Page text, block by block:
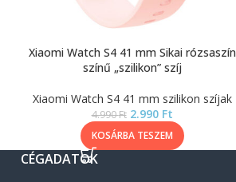
Xiaomi Watch S4 41 mm Sikai rózsaszín
színű „szilikon” szíj
Xiaomi Watch S4 41 mm szilikon szíjak
4.990Ft 2.990 Ft
KOSÁRBA TESZEM
CÉGADATOK